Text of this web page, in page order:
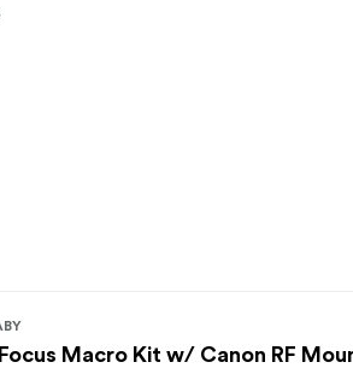
Macro Kit w/ Canon RF